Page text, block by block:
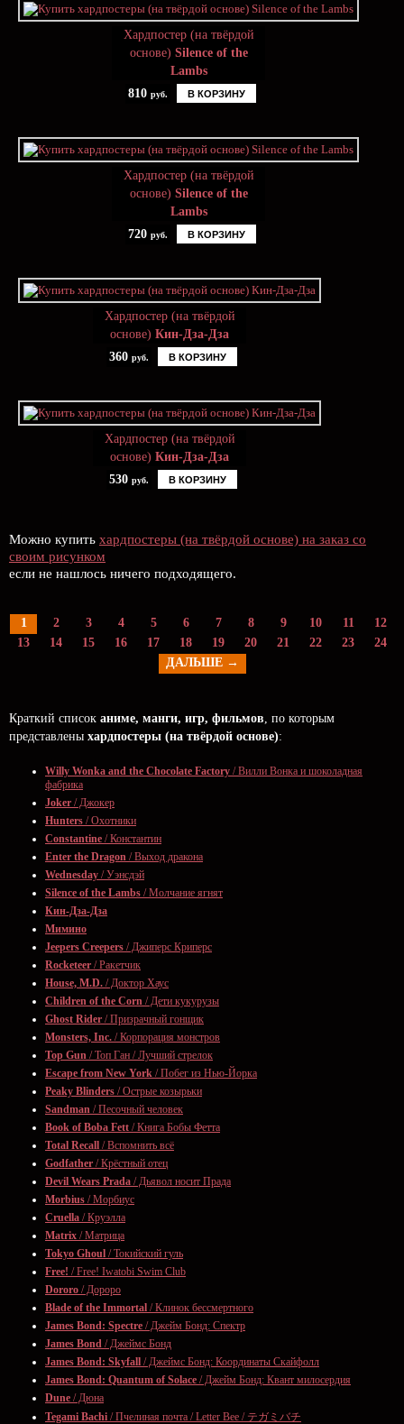
Хардпостер (на твёрдой
основе) Silence of the
Lambs
810 руб. В КОРЗИНУ
Хардпостер (на твёрдой
основе) Silence of the
Lambs
720 руб. В КОРЗИНУ
Хардпостер (на твёрдой
основе) Кин-Дза-Дза
360 руб. В КОРЗИНУ
Хардпостер (на твёрдой
основе) Кин-Дза-Дза
530 руб. В КОРЗИНУ
Можно купить хардпостеры (на твёрдой основе) на заказ со
своим рисунком
если не нашлось ничего подходящего.
1 2 3 4 5 6 7 8 9 10 11
12
13
14 15 16 17 18 19 20 21 22 23
24
ДАЛЬШЕ →
Краткий список аниме, манги, игр, фильмов, по которым
представлены хардпостеры (на твёрдой основе):
Willy Wonka and the Chocolate Factory / Вилли Вонка и шоколадная
фабрика
Joker / Джокер
Hunters / Охотники
Constantine / Константин
Enter the Dragon / Выход дракона
Wednesday / Уэнсдэй
Silence of the Lambs / Молчание ягнят
Кин-Дза-Дза
Мимино
Jeepers Creepers / Джиперс Криперс
Rocketeer / Ракетчик
House, M.D. / Доктор Хаус
Children of the Corn / Дети кукурузы
Ghost Rider / Призрачный гонщик
Monsters, Inc. / Корпорация монстров
Top Gun / Топ Ган / Лучший стрелок
Escape from New York / Побег из Нью-Йорка
Peaky Blinders / Острые козырьки
Sandman / Песочный человек
Book of Boba Fett / Книга Бобы Фетта
Total Recall / Вспомнить всё
Godfather / Крёстный отец
Devil Wears Prada / Дьявол носит Прада
Morbius / Морбиус
Cruella / Круэлла
Matrix / Матрица
Tokyo Ghoul / Токийский гуль
Free! / Free! Iwatobi Swim Club
Dororo / Дороро
Blade of the Immortal / Клинок бессмертного
James Bond: Spectre / Джейм Бонд: Спектр
James Bond / Джеймс Бонд
James Bond: Skyfall / Джеймс Бонд: Координаты Скайфолл
James Bond: Quantum of Solace / Джейм Бонд: Квант милосердия
Dune / Дюна
Tegami Bachi / Пчелиная почта / Letter Bee / テガミバチ